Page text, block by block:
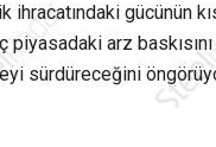
ihracatındaki gücünün
piyasadaki arz
sürdüreceğini